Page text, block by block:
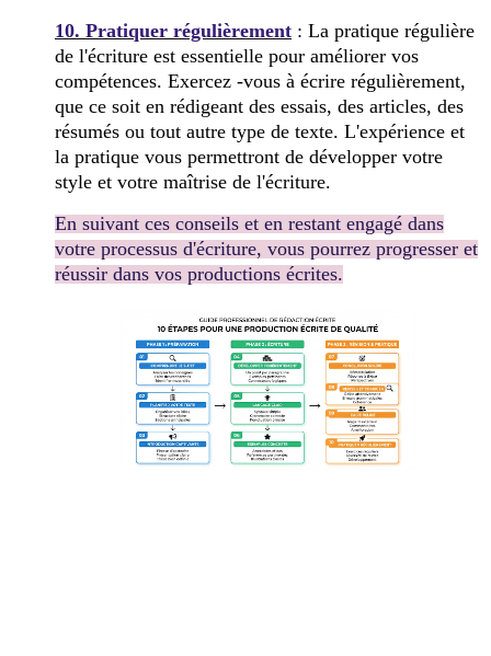
10. Pratiquer régulièrement : La pratique régulière
de l'écriture est essentielle pour améliorer vos
compétences. Exercez -vous à écrire régulièrement,
que ce soit en rédigeant des essais, des articles, des
résumés ou tout autre type de texte. L'expérience et
la pratique vous permettront de développer votre
style et votre maîtrise de l'écriture.
En suivant ces conseils et en restant engagé dans
votre processus d'écriture, vous pourrez progresser et
réussir dans vos productions écrites.